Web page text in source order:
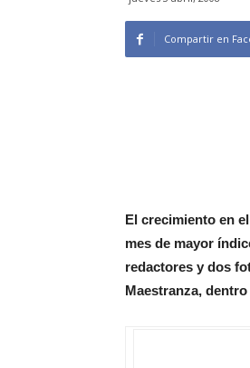
Compartir en
El crecimiento en
mes de mayor
redactores y dos
Maestranza,